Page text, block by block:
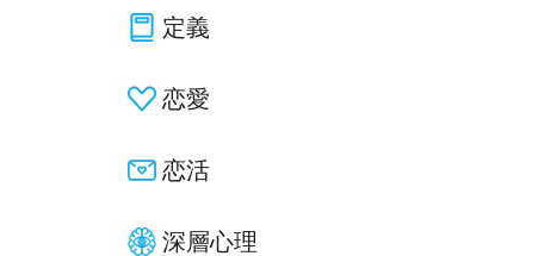
定義
恋愛
恋活
深層心理